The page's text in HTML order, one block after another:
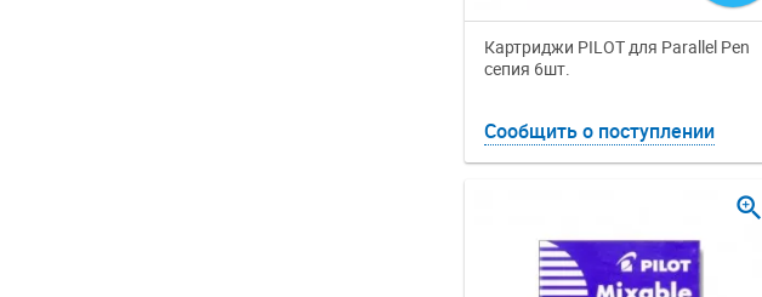
Картриджи PILOT для Parallel Pen
сепия 6шт.
Сообщить о поступлении
zoom_in